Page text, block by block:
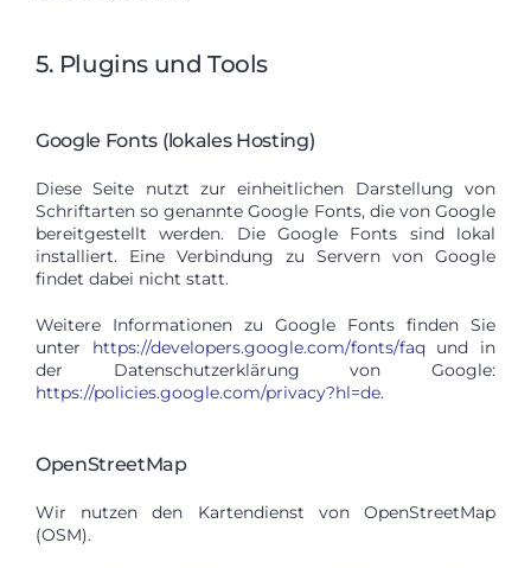
5. Plugins und Tools
Google Fonts (lokales Hosting)
Diese Seite nutzt zur einheitlichen Darstellung von
Schriftarten so genannte Google Fonts, die von Google
bereitgestellt werden. Die Google Fonts sind lokal
installiert. Eine Verbindung zu Servern von Google
findet dabei nicht statt.
Weitere Informationen zu Google Fonts finden Sie
unter https://developers.google.com/fonts/faq und in
der Datenschutzerklärung von Google:
https://policies.google.com/privacy?hl=de.
OpenStreetMap
Wir nutzen den Kartendienst von OpenStreetMap
(OSM).